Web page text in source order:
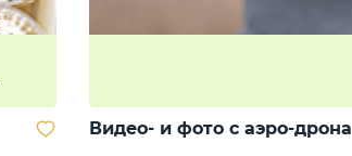
Видео- и фото с аэро-дрона